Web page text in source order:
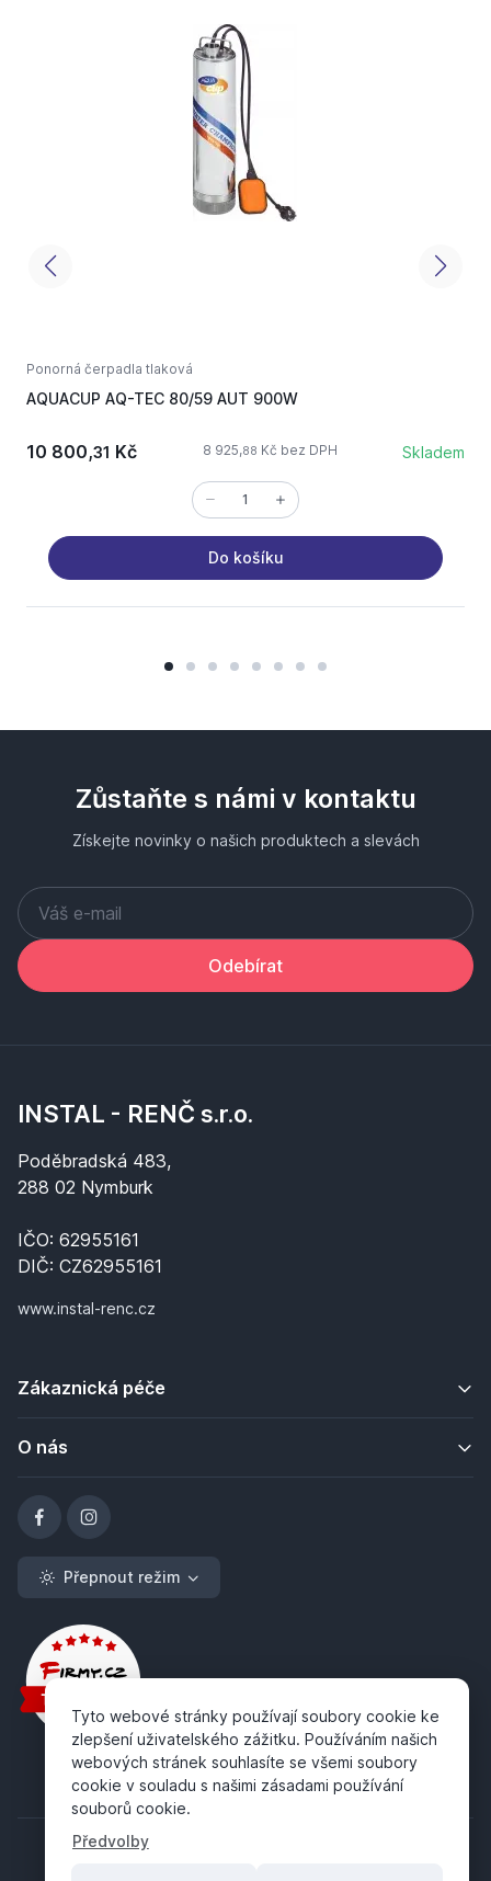
Ponorná čerpadla tlaková
AQUACUP AQ-TEC 80/59 AUT 900W
10 800,31 Kč 8 925,88 Kč bez DPH Skladem
Do košíku
Zůstaňte s námi v kontaktu
Získejte novinky o našich produktech a slevách
Odebírat
INSTAL - RENČ s.r.o.
Poděbradská 483,
288 02 Nymburk
IČO: 62955161
DIČ: CZ62955161
www.instal-renc.cz
Zákaznická péče
O nás
Přepnout režim
Tyto webové stránky používají soubory cookie ke
zlepšení uživatelského zážitku. Používáním našich
webových stránek souhlasíte se všemi soubory
cookie v souladu s našimi zásadami používání
souborů cookie.
Předvolby